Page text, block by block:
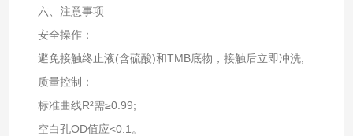
六、注意事项‌
安全操作‌：
避免接触终止液(含硫酸)和TMB底物，接触后立即冲洗;
质量控制‌：
标准曲线R²需≥0.99;
空白孔OD值应<0.1。